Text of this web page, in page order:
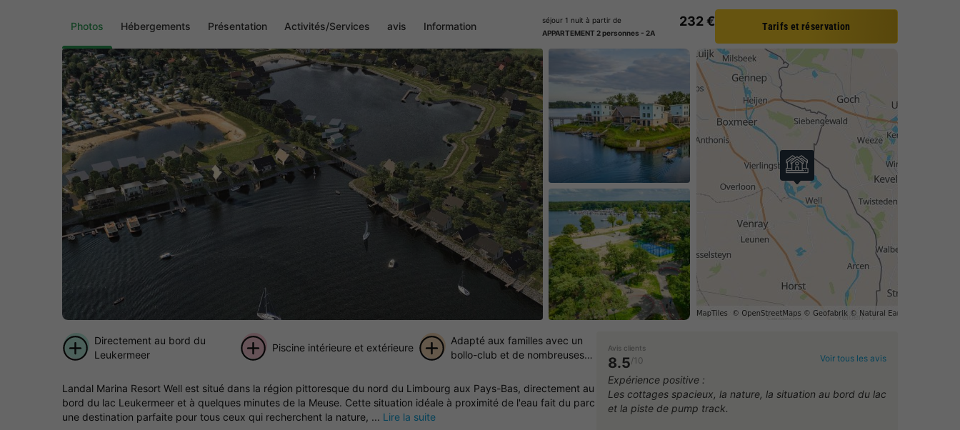
Photos Hébergements Présentation Activités/Services avis Information
séjour 1 nuit à partir de
APPARTEMENT 2 personnes - 2A
232 € Tarifs et réservation
photos
Avis clients
8.5/10 Voir tous les avis
Expérience positive :
Les cottages spacieux, la nature, la situation au bord du lac
et la piste de pump track.
Directement au bord du
Leukermeer
Piscine intérieure et extérieure
Adapté aux familles avec un
bollo-club et de nombreuses
Landal Marina Resort Well est situé dans la région pittoresque du nord du Limbourg aux Pays-Bas, directement au
bord du lac Leukermeer et à quelques minutes de la Meuse. Cette situation idéale à proximité de l'eau fait du parc
une destination parfaite pour tous ceux qui recherchent la nature, ... Lire la suite